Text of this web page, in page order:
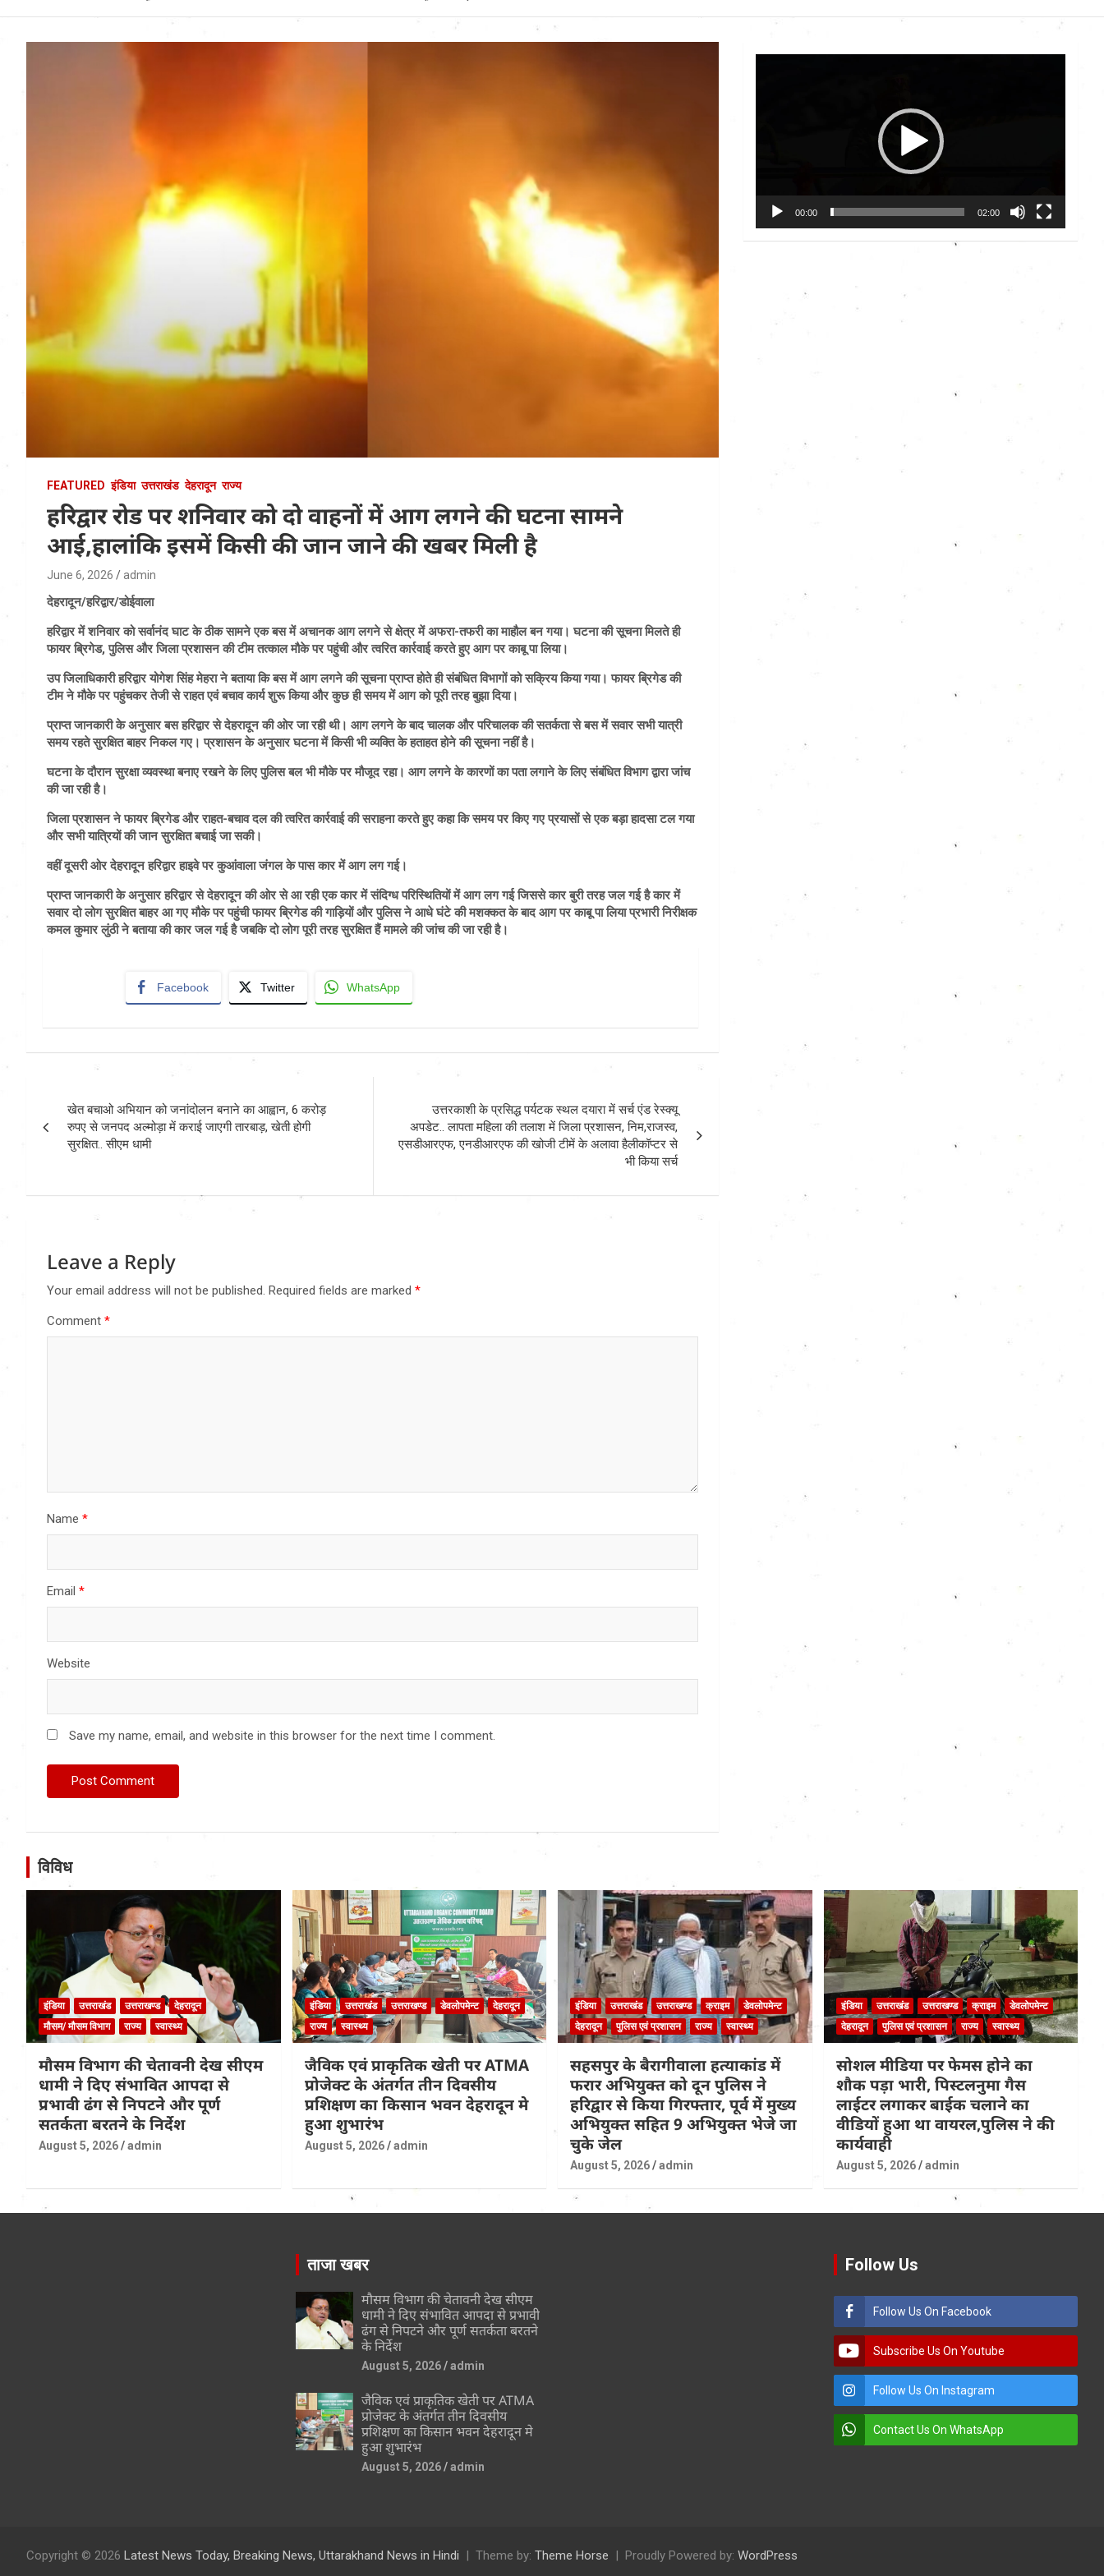
Uttarakhand News in
FEATURED इंडिया उत्तराखंड देहरादून राज्य
हरिद्वार रोड पर शनिवार को दो वाहनों में आग लगने की घटना सामने
आई,हालांकि इसमें किसी की जान जाने की खबर मिली है
June 6, 2026 admin
देहरादून/हरिद्वार/डोईवाला
हरिद्वार में शनिवार को सर्वानंद घाट के ठीक सामने एक बस में अचानक आग लगने से क्षेत्र में अफरा-तफरी का माहौल बन गया। घटना की सूचना मिलते ही
फायर ब्रिगेड, पुलिस और जिला प्रशासन की टीम तत्काल मौके पर पहुंची और त्वरित कार्रवाई करते हुए आग पर काबू पा लिया।
उप जिलाधिकारी हरिद्वार योगेश सिंह मेहरा ने बताया कि बस में आग लगने की सूचना प्राप्त होते ही संबंधित विभागों को सक्रिय किया गया। फायर ब्रिगेड की
टीम ने मौके पर पहुंचकर तेजी से राहत एवं बचाव कार्य शुरू किया और कुछ ही समय में आग को पूरी तरह बुझा दिया।
प्राप्त जानकारी के अनुसार बस हरिद्वार से देहरादून की ओर जा रही थी। आग लगने के बाद चालक और परिचालक की सतर्कता से बस में सवार सभी यात्री
समय रहते सुरक्षित बाहर निकल गए। प्रशासन के अनुसार घटना में किसी भी व्यक्ति के हताहत होने की सूचना नहीं है।
घटना के दौरान सुरक्षा व्यवस्था बनाए रखने के लिए पुलिस बल भी मौके पर मौजूद रहा। आग लगने के कारणों का पता लगाने के लिए संबंधित विभाग द्वारा जांच
की जा रही है।
जिला प्रशासन ने फायर ब्रिगेड और राहत-बचाव दल की त्वरित कार्रवाई की सराहना करते हुए कहा कि समय पर किए गए प्रयासों से एक बड़ा हादसा टल गया
और सभी यात्रियों की जान सुरक्षित बचाई जा सकी।
वहीं दूसरी ओर देहरादून हरिद्वार हाइवे पर कुआंवाला जंगल के पास कार में आग लग गई।
प्राप्त जानकारी के अनुसार हरिद्वार से देहरादून की ओर से आ रही एक कार में संदिग्ध परिस्थितियों में आग लग गई जिससे कार बुरी तरह जल गई है कार में
सवार दो लोग सुरक्षित बाहर आ गए मौके पर पहुंची फायर ब्रिगेड की गाड़ियों और पुलिस ने आधे घंटे की मशक्कत के बाद आग पर काबू पा लिया प्रभारी निरीक्षक
कमल कुमार लुंठी ने बताया की कार जल गई है जबकि दो लोग पूरी तरह सुरक्षित हैं मामले की जांच की जा रही है।
Facebook Twitter WhatsApp
Post
navigation
खेत बचाओ अभियान को जनांदोलन बनाने का आह्वान, 6 करोड़
रुपए से जनपद अल्मोड़ा में कराई जाएगी तारबाड़, खेती होगी
सुरक्षित.. सीएम धामी
उत्तरकाशी के प्रसिद्ध पर्यटक स्थल दयारा में सर्च एंड रेस्क्यू
अपडेट.. लापता महिला की तलाश में जिला प्रशासन, निम,राजस्व,
एसडीआरएफ, एनडीआरएफ की खोजी टीमें के अलावा हैलीकॉप्टर से
भी किया सर्च
Leave a Reply
Your email address will not be published. Required fields are marked *
Comment *
Name *
Email *
Website
Save my name, email, and website in this browser for the next time I comment.
00:00 02:00
विविध
इंडिया उत्तराखंड उत्तराखण्ड
देहरादून
मौसम/ मौसम विभाग
राज्य स्वास्थ्य
मौसम विभाग की चेतावनी देख सीएम
धामी ने दिए संभावित आपदा से
प्रभावी ढंग से निपटने और पूर्ण
सतर्कता बरतने के निर्देश
August 5, 2026 admin
इंडिया उत्तराखंड उत्तराखण्ड डेवलोपमेन्ट
देहरादून
राज्य
स्वास्थ्य
जैविक एवं प्राकृतिक खेती पर ATMA
प्रोजेक्ट के अंतर्गत तीन दिवसीय
प्रशिक्षण का किसान भवन देहरादून मे
हुआ शुभारंभ
August 5, 2026 admin
इंडिया उत्तराखंड उत्तराखण्ड क्राइम
डेवलोपमेन्ट
देहरादून
पुलिस एवं प्रशासन राज्य स्वास्थ्य
सहसपुर के बैरागीवाला हत्याकांड में
फरार अभियुक्त को दून पुलिस ने
हरिद्वार से किया गिरफ्तार, पूर्व में मुख्य
अभियुक्त सहित 9 अभियुक्त भेजे जा
चुके जेल
August 5, 2026 admin
इंडिया उत्तराखंड उत्तराखण्ड क्राइम
डेवलोपमेन्ट
देहरादून
पुलिस एवं प्रशासन राज्य स्वास्थ्य
सोशल मीडिया पर फेमस होने का
शौक पड़ा भारी, पिस्टलनुमा गैस
लाईटर लगाकर बाईक चलाने का
वीडियों हुआ था वायरल,पुलिस ने की
कार्यवाही
August 5, 2026 admin
ताजा खबर
मौसम विभाग की चेतावनी देख सीएम
धामी ने दिए संभावित आपदा से प्रभावी
ढंग से निपटने और पूर्ण सतर्कता बरतने
के निर्देश
August 5, 2026 admin
जैविक एवं प्राकृतिक खेती पर ATMA
प्रोजेक्ट के अंतर्गत तीन दिवसीय
प्रशिक्षण का किसान भवन देहरादून मे
हुआ शुभारंभ
August 5, 2026 admin
Follow Us
Follow Us On Facebook
Subscribe Us On Youtube
Follow Us On Instagram
Contact Us On WhatsApp
Copyright © 2026 Latest News Today, Breaking News, Uttarakhand News in Hindi Theme by: Theme Horse Proudly Powered by: WordPress